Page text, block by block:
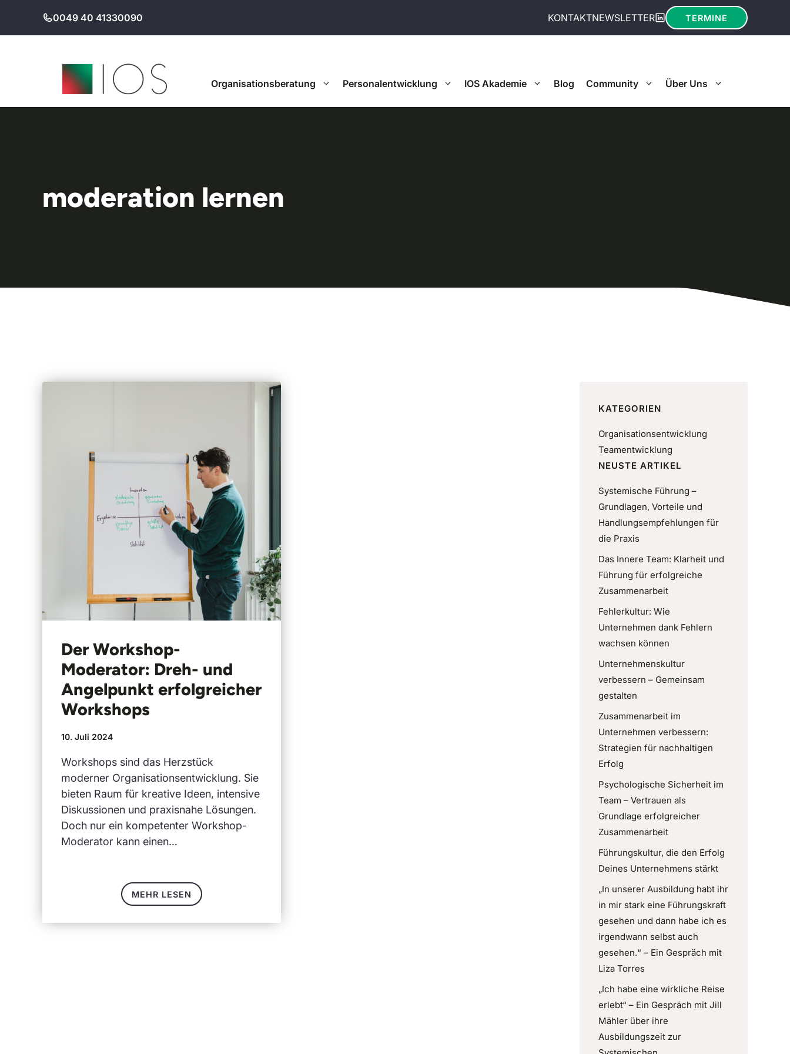
springen
0049 40 41330090 KONTAKTNEWSLETTER TERMINE
Organisationsberatung Personalentwicklung IOS Akademie Blog Community Über Uns
moderation lernen
Der Workshop-
Moderator: Dreh- und
Angelpunkt erfolgreicher
Workshops
10. Juli 2024
Workshops sind das Herzstück
moderner Organisationsentwicklung. Sie
bieten Raum für kreative Ideen, intensive
Diskussionen und praxisnahe Lösungen.
Doch nur ein kompetenter Workshop-
Moderator kann einen…
MEHR LESEN
KATEGORIEN
Organisationsentwicklung
Teamentwicklung
NEUSTE ARTIKEL
Systemische Führung –
Grundlagen, Vorteile und
Handlungsempfehlungen für
die Praxis
Das Innere Team: Klarheit und
Führung für erfolgreiche
Zusammenarbeit
Fehlerkultur: Wie
Unternehmen dank Fehlern
wachsen können
Unternehmenskultur
verbessern – Gemeinsam
gestalten
Zusammenarbeit im
Unternehmen verbessern:
Strategien für nachhaltigen
Erfolg
Psychologische Sicherheit im
Team – Vertrauen als
Grundlage erfolgreicher
Zusammenarbeit
Führungskultur, die den Erfolg
Deines Unternehmens stärkt
„In unserer Ausbildung habt ihr
in mir stark eine Führungskraft
gesehen und dann habe ich es
irgendwann selbst auch
gesehen.“ – Ein Gespräch mit
Liza Torres
„Ich habe eine wirkliche Reise
erlebt“ – Ein Gespräch mit Jill
Mähler über ihre
Ausbildungszeit zur